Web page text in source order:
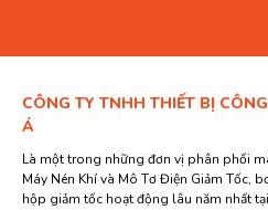
CÔNG TY TNHH THIẾT BỊ
Á
Là một trong những đơn vị phân phối
Máy Nén Khí và Mô Tơ Điện Giảm Tốc,
hộp giảm tốc hoạt động lâu năm nhất